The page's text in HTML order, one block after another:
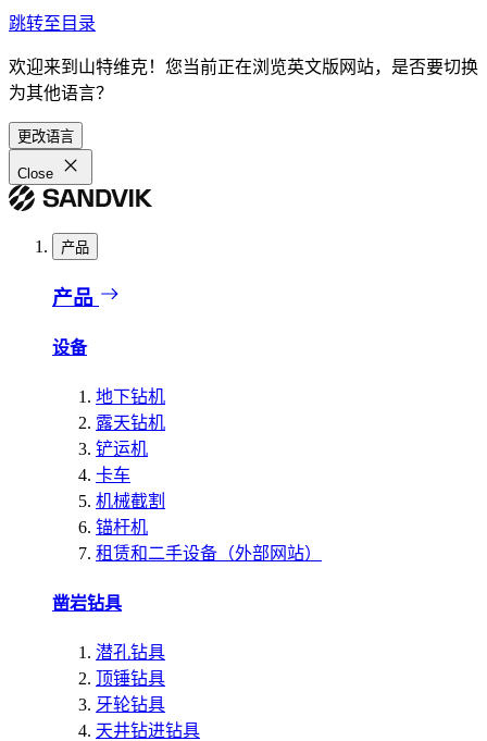
跳转至目录
欢迎来到山特维克！您当前正在浏览英文版网站，是否要切换
为其他语言？
更改语言
Close
产品
产品
设备
地下钻机
露天钻机
铲运机
卡车
机械截割
锚杆机
租赁和二手设备（外部网站）
凿岩钻具
潜孔钻具
顶锤钻具
牙轮钻具
天井钻进钻具